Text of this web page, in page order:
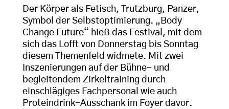
Der Körper als Fetisch, Trutzburg, Panzer,
Symbol der Selbstoptimierung. „Body
Change Future“ hieß das Festival, mit dem
sich das Lofft von Donnerstag bis Sonntag
diesem Themenfeld widmete. Mit zwei
Inszenierungen auf der Bühne- und
begleitendem Zirkeltraining durch
einschlägiges Fachpersonal wie auch
Proteindrink-Ausschank im Foyer davor.